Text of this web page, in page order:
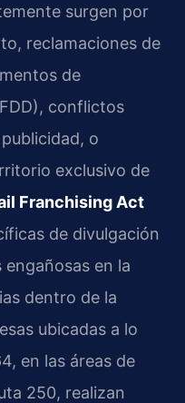
surgen por
reclamaciones de
de
conflictos
o
exclusivo de
Franchising Act
de divulgación
en la
dentro de la
ubicadas a lo
en las áreas de
250, realizan